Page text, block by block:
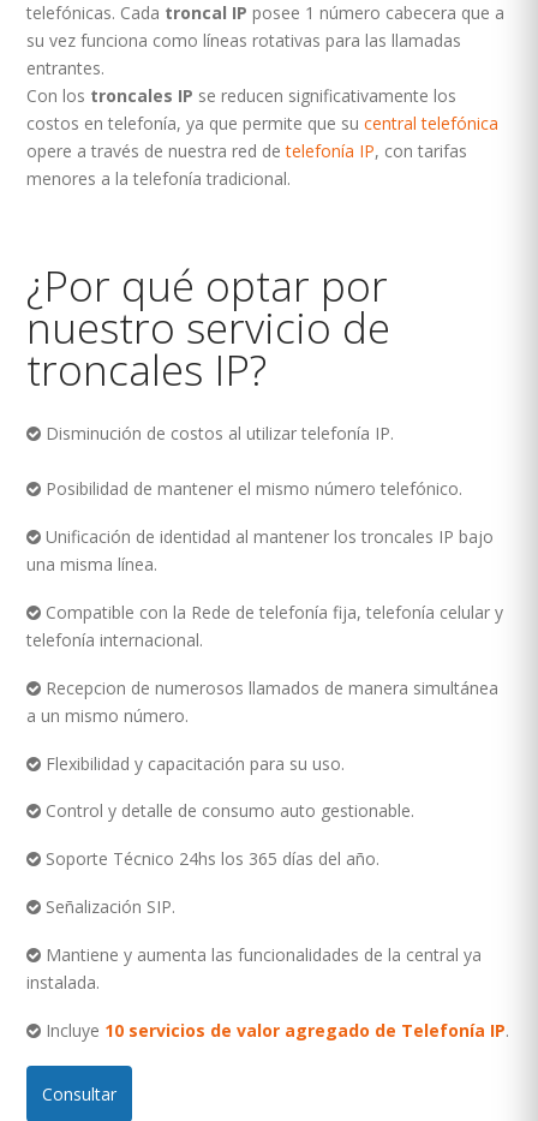
telefónicas. Cada troncal IP posee 1 número cabecera que a
su vez funciona como líneas rotativas para las llamadas
entrantes.
Con los troncales IP se reducen significativamente los
costos en telefonía, ya que permite que sucentral telefónica
opere a través de nuestra red detelefonía IP, con tarifas
menores a la telefonía tradicional.
¿Por qué optar por
nuestro servicio de
troncales IP?
Disminución de costos al utilizar telefonía IP.
Posibilidad de mantener el mismo número telefónico.
Unificación de identidad al mantener los troncales IP bajo
una misma línea.
Compatible con la Rede de telefonía fija, telefonía celular y
telefonía internacional.
Recepcion de numerosos llamados de manera simultánea
a un mismo número.
Flexibilidad y capacitación para su uso.
Control y detalle de consumo auto gestionable.
Soporte Técnico 24hs los 365 días del año.
Señalización SIP.
Mantiene y aumenta las funcionalidades de la central ya
instalada.
Incluye 10 servicios de valor agregado de Telefonía IP.
Consultar